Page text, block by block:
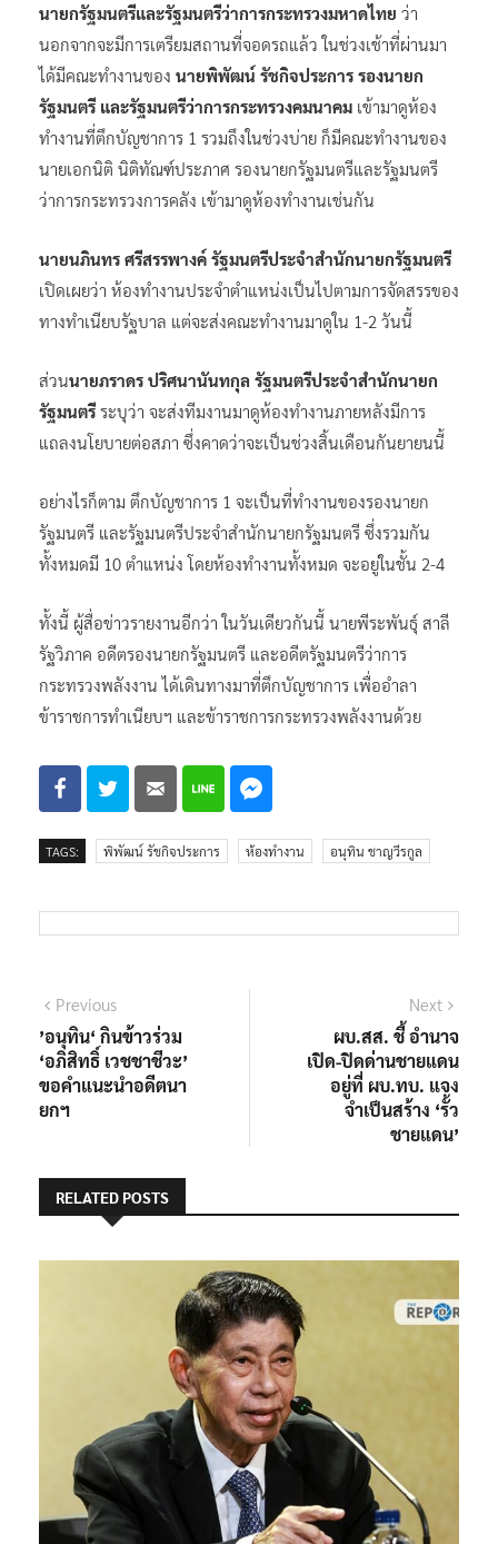
นายกรัฐมนตรีและรัฐมนตรีว่าการกระทรวงมหาดไทย ว่า
นอกจากจะมีการเตรียมสถานที่จอดรถแล้ว ในช่วงเช้าที่ผ่านมา
ได้มีคณะทำงานของ นายพิพัฒน์ รัชกิจประการ รองนายก
รัฐมนตรี และรัฐมนตรีว่าการกระทรวงคมนาคม เข้ามาดูห้อง
ทำงานที่ตึกบัญชาการ 1 รวมถึงในช่วงบ่าย ก็มีคณะทำงานของ
นายเอกนิติ นิติทัณฑ์ประภาศ รองนายกรัฐมนตรีและรัฐมนตรี
ว่าการกระทรวงการคลัง เข้ามาดูห้องทำงานเช่นกัน
นายนภินทร​ ศรีสรรพางค์​ รัฐมนตรี​ประจำ​สำนักนายกรัฐมนตรี
เปิดเผยว่า​ ห้องทำงานประจำตำแหน่งเป็นไปตามการจัดสรรของ
ทางทำเนียบรัฐบาล​ แต่จะส่งคณะทำงานมาดูใน​ 1-2 วันนี้
ส่วนนายภราดร ปริศนานันทกุล รัฐมนตรีประจำสำนักนายก
รัฐมนตรี ระบุว่า จะส่งทีมงานมาดูห้องทำงานภายหลังมีการ
แถลงนโยบายต่อสภา ซึ่งคาดว่าจะเป็นช่วงสิ้นเดือนกันยายนนี้
อย่างไรก็ตาม ตึกบัญชาการ 1 จะเป็นที่ทำงานของรองนายก
รัฐมนตรี และรัฐมนตรีประจำสำนักนายกรัฐมนตรี ซึ่งรวมกัน
ทั้งหมดมี 10 ตำแหน่ง โดยห้องทำงานทั้งหมด จะอยู่ในชั้น 2-4
ทั้งนี้ ผู้สื่อข่าวรายงานอีกว่า ในวันเดียวกันนี้ นายพีระพันธุ์ สาลี
รัฐวิภาค อดีตรองนายกรัฐมนตรี และอดีตรัฐมนตรีว่าการ
กระทรวงพลังงาน ได้เดินทางมาที่ตึกบัญชาการ เพื่ออำลา
ข้าราชการทำเนียบฯ และข้าราชการกระทรวงพลังงานด้วย
TAGS: พิพัฒน์ รัชกิจประการ ห้องทำงาน อนุทิน ชาญวีรกูล
แนะแนว
เรื่อง
PreviousPrevious
post:
’อนุทิน‘ กินข้าวร่วม
‘อภิสิทธิ์ เวชชาชีวะ’
ขอคำแนะนำอดีตนา
ยกฯ
Next
post:
ผบ.สส. ชี้ อำนาจ
เปิด-ปิดด่านชายแดน
อยู่ที่ ผบ.ทบ. แจง
จำเป็นสร้าง ‘รั้ว
ชายแดน’
RELATED POSTS